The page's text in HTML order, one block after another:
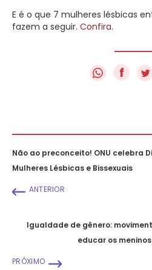
E é o que 7 mulheres lésbicas
fazem a seguir. Confira.
f
Não ao preconceito! ONU celebra
Mulheres Lésbicas e Bissexuais
ANTERIOR
Igualdade de gênero:
educar os
PRÓXIMO